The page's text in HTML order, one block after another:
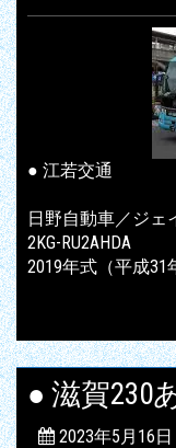
● 江若交通
日野自動車／ジェ
2KG-RU2AHDA
2019年式（平成31
● 滋賀230
2023年5月16日